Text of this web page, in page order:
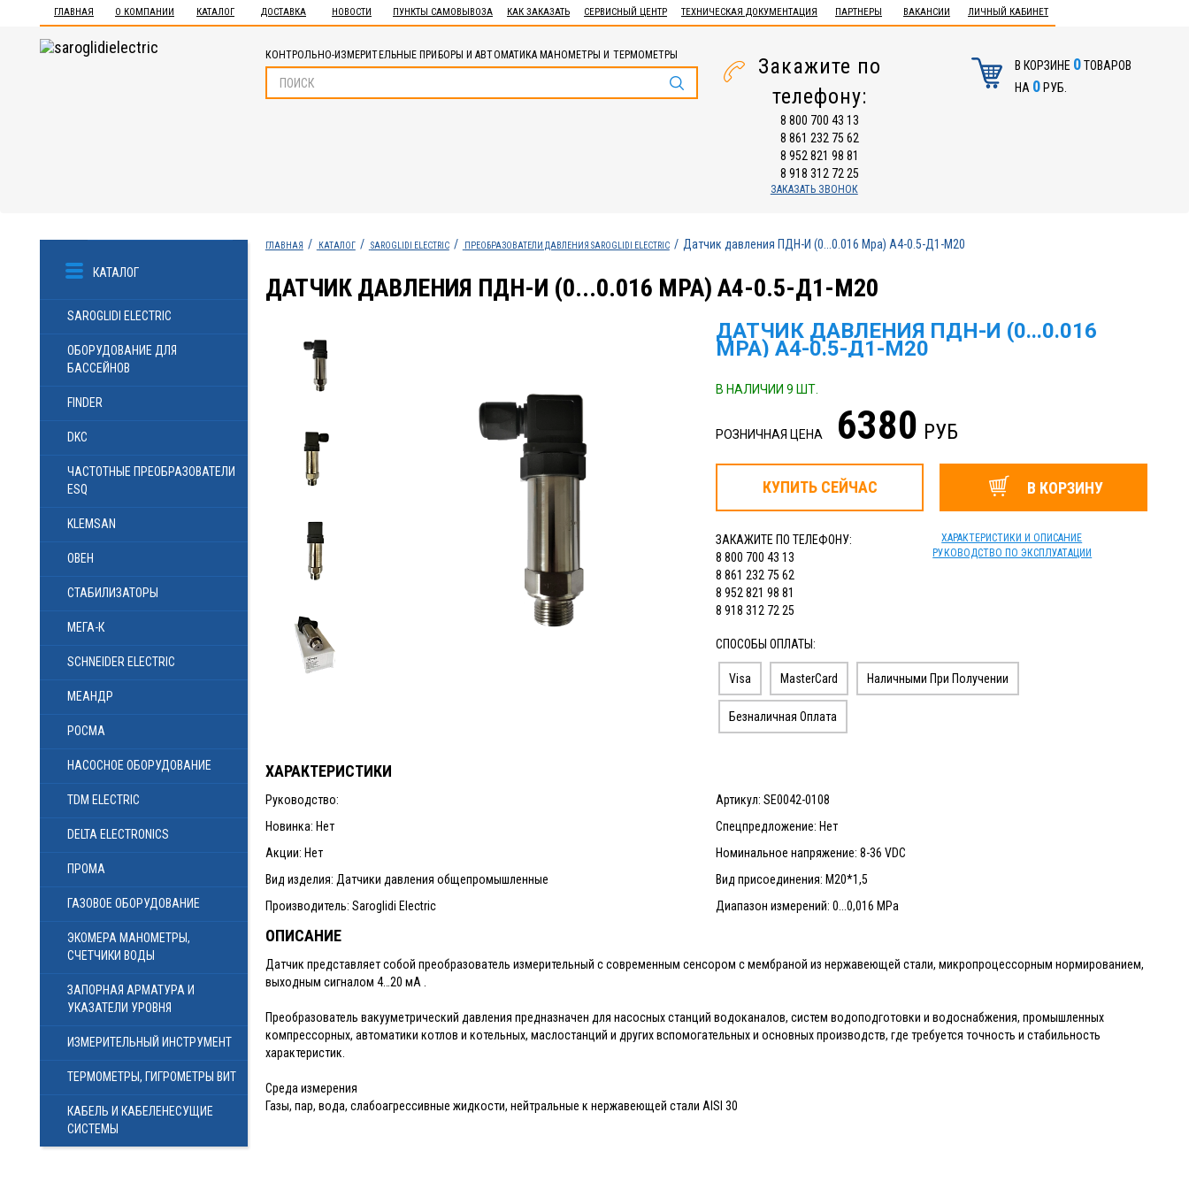
ГЛАВНАЯ О КОМПАНИИ КАТАЛОГ ДОСТАВКА НОВОСТИ ПУНКТЫ САМОВЫВОЗА КАК ЗАКАЗАТЬ СЕРВИСНЫЙ ЦЕНТР ТЕХНИЧЕСКАЯ ДОКУМЕНТАЦИЯ ПАРТНЕРЫ ВАКАНСИИ ЛИЧНЫЙ КАБИНЕТ
КОНТРОЛЬНО-ИЗМЕРИТЕЛЬНЫЕ ПРИБОРЫ И АВТОМАТИКА МАНОМЕТРЫ И ТЕРМОМЕТРЫ
Закажите по
телефону:
8 800 700 43 13
8 861 232 75 62
8 952 821 98 81
8 918 312 72 25
ЗАКАЗАТЬ ЗВОНОК
В КОРЗИНЕ 0ТОВАРОВ
НА 0РУБ.
КАТАЛОГ
SAROGLIDI ELECTRIC
ОБОРУДОВАНИЕ ДЛЯ
БАССЕЙНОВ
FINDER
DKC
ЧАСТОТНЫЕ ПРЕОБРАЗОВАТЕЛИ
ESQ
KLEMSAN
ОВЕН
СТАБИЛИЗАТОРЫ
МЕГА-К
SCHNEIDER ELECTRIC
МЕАНДР
РОСМА
НАСОСНОЕ ОБОРУДОВАНИЕ
TDM ELECTRIC
DELTA ELECTRONICS
ПРОМА
ГАЗОВОЕ ОБОРУДОВАНИЕ
ЭКОМЕРА МАНОМЕТРЫ,
СЧЕТЧИКИ ВОДЫ
ЗАПОРНАЯ АРМАТУРА И
УКАЗАТЕЛИ УРОВНЯ
ИЗМЕРИТЕЛЬНЫЙ ИНСТРУМЕНТ
ТЕРМОМЕТРЫ, ГИГРОМЕТРЫ ВИТ
КАБЕЛЬ И КАБЕЛЕНЕСУЩИЕ
СИСТЕМЫ
ГЛАВНАЯ КАТАЛОГ SAROGLIDI ELECTRIC ПРЕОБРАЗОВАТЕЛИ ДАВЛЕНИЯ SAROGLIDI ELECTRIC Датчик давления ПДН-И (0...0.016 Mpa) A4-0.5-Д1-M20
ДАТЧИК ДАВЛЕНИЯ ПДН-И (0...0.016 MPA) A4-0.5-Д1-M20
ДАТЧИК ДАВЛЕНИЯ ПДН-И (0...0.016
MPA) A4-0.5-Д1-M20
В НАЛИЧИИ 9 ШТ.
РОЗНИЧНАЯ ЦЕНА 6380 РУБ
КУПИТЬ СЕЙЧАС В КОРЗИНУ
ЗАКАЖИТЕ ПО ТЕЛЕФОНУ:
8 800 700 43 13
8 861 232 75 62
8 952 821 98 81
8 918 312 72 25
ХАРАКТЕРИСТИКИ И ОПИСАНИЕ
РУКОВОДСТВО ПО ЭКСПЛУАТАЦИИ
СПОСОБЫ ОПЛАТЫ:
Visa MasterCard Наличными При Получении
Безналичная Оплата
ХАРАКТЕРИСТИКИ
Руководство:
Новинка: Нет
Акции: Нет
Вид изделия: Датчики давления общепромышленныe
Производитель: Saroglidi Electric
Артикул: SE0042-0108
Спецпредложение: Нет
Номинальное напряжение: 8-36 VDC
Вид присоединения: М20*1,5
Диапазон измерений: 0...0,016 MPa
ОПИСАНИЕ
Датчик представляет собой преобразователь измерительный с современным сенсором с мембраной из нержавеющей стали, микропроцессорным нормированием,
выходным сигналом 4…20 мА .
Преобразователь вакууметрический давления предназначен для насосных станций водоканалов, систем водоподготовки и водоснабжения, промышленных
компрессорных, автоматики котлов и котельных, маслостанций и других вспомогательных и основных производств, где требуется точность и стабильность
характеристик.
Среда измерения
Газы, пар, вода, слабоагрессивные жидкости, нейтральные к нержавеющей стали AISI 30